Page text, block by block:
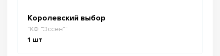
Королевский выбор
"КФ "Эссен""
1 шт